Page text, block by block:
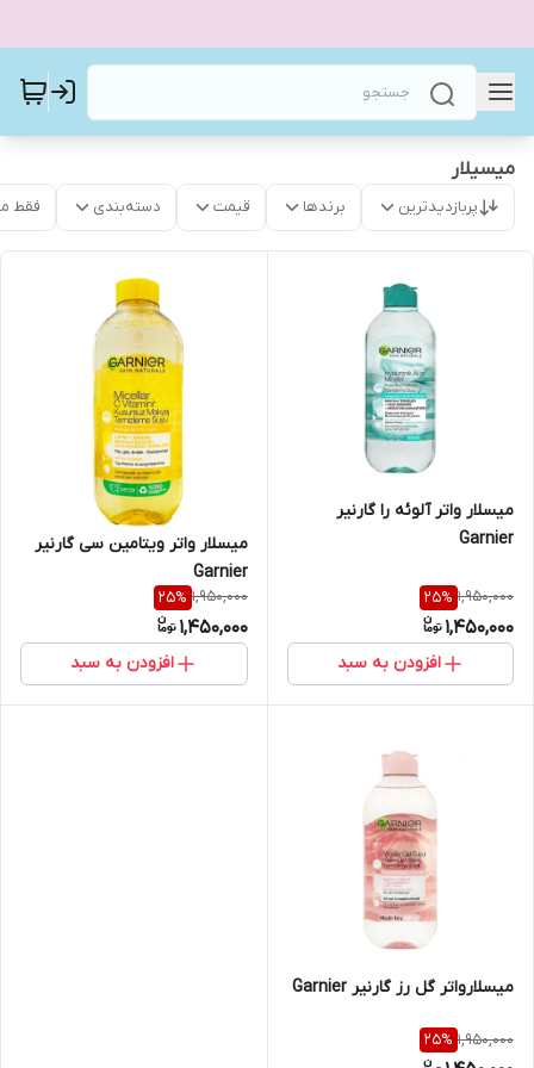
ميسيلار
پربازدیدترین برندها قیمت دسته‌بندی فقط
میسلار واتر آلوئه را گارنیر
Garnier
1,950,000
25%
1,450,000
افزودن به سبد
میسلار واتر ویتامین سی گارنیر
Garnier
1,950,000
25%
1,450,000
افزودن به سبد
میسلارواتر گل رز گارنیر Garnier
1,950,000
25%